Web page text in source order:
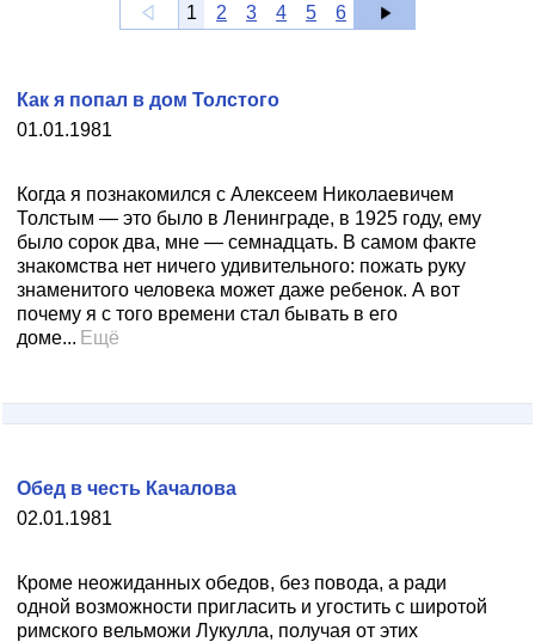
1
2 3 4 5 6
01.01.1981
Как я попал в дом Толстого
Когда я познакомился с Алексеем Николаевичем
Толстым — это было в Ленинграде, в 1925 году, ему
было сорок два, мне — семнадцать. В самом факте
знакомства нет ничего удивительного: пожать руку
знаменитого человека может даже ребенок. А вот
почему я с того времени стал бывать в его
доме... Ещё
02.01.1981
Обед в честь Качалова
Кроме неожиданных обедов, без повода, а ради
одной возможности пригласить и угостить с широтой
римского вельможи Лукулла, получая от этих